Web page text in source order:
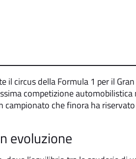
il circus della Formula 1 per il
competizione
che finora ha
evoluzione